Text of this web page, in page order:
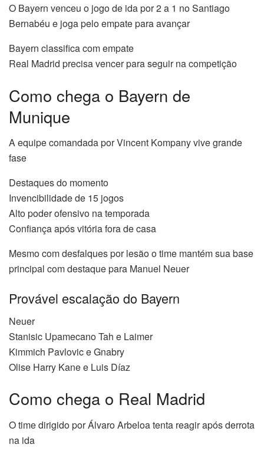
O Bayern venceu o jogo de ida por 2 a 1 no Santiago
Bernabéu e joga pelo empate para avançar
Bayern classifica com empate
Real Madrid precisa vencer para seguir na competição
Como chega o Bayern de
Munique
A equipe comandada por Vincent Kompany vive grande
fase
Destaques do momento
Invencibilidade de 15 jogos
Alto poder ofensivo na temporada
Confiança após vitória fora de casa
Mesmo com desfalques por lesão o time mantém sua base
principal com destaque para Manuel Neuer
Provável escalação do Bayern
Neuer
Stanisic Upamecano Tah e Laimer
Kimmich Pavlovic e Gnabry
Olise Harry Kane e Luis Díaz
Como chega o Real Madrid
O time dirigido por Álvaro Arbeloa tenta reagir após derrota
na ida